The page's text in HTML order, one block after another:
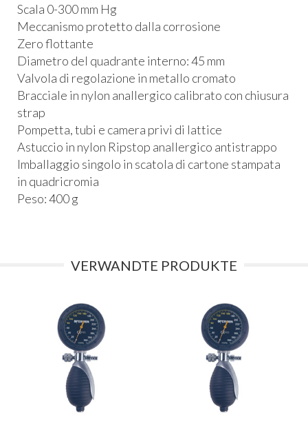
Scala 0-300 mm Hg
Meccanismo protetto dalla corrosione
Zero flottante
Diametro del quadrante interno: 45 mm
Valvola di regolazione in metallo cromato
Bracciale in nylon anallergico calibrato con chiusura
strap
Pompetta, tubi e camera privi di lattice
Astuccio in nylon Ripstop anallergico antistrappo
Imballaggio singolo in scatola di cartone stampata
in quadricromia
Peso: 400 g
VERWANDTE PRODUKTE